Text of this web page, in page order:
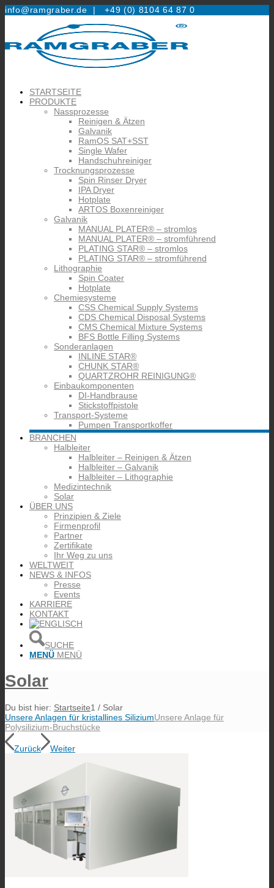
info@ramgraber.de | +49 (0) 8104 64 87 0
STARTSEITE
PRODUKTE
Nassprozesse
Reinigen & Ätzen
Galvanik
RamOS SAT+SST
Single Wafer
Handschuhreiniger
Trocknungsprozesse
Spin Rinser Dryer
IPA Dryer
Hotplate
ARTOS Boxenreiniger
Galvanik
MANUAL PLATER® – stromlos
MANUAL PLATER® – stromführend
PLATING STAR® – stromlos
PLATING STAR® – stromführend
Lithographie
Spin Coater
Hotplate
Chemiesysteme
CSS Chemical Supply Systems
CDS Chemical Disposal Systems
CMS Chemical Mixture Systems
BFS Bottle Filling Systems
Sonderanlagen
INLINE STAR®
CHUNK STAR®
QUARTZROHR REINIGUNG®
Einbaukomponenten
DI-Handbrause
Stickstoffpistole
Transport-Systeme
Pumpen Transportkoffer
BRANCHEN
Halbleiter
Halbleiter – Reinigen & Ätzen
Halbleiter – Galvanik
Halbleiter – Lithographie
Medizintechnik
Solar
ÜBER UNS
Prinzipien & Ziele
Firmenprofil
Partner
Zertifikate
Ihr Weg zu uns
WELTWEIT
NEWS & INFOS
Presse
Events
KARRIERE
KONTAKT
SUCHE
MENÜ MENÜ
Solar
Du bist hier: Startseite1 / Solar
Unsere Anlagen für kristallines SiliziumUnsere Anlage für
Polysilizium-Bruchstücke
Zurück Weiter